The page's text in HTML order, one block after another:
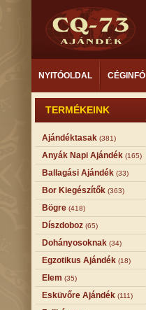
NYITÓOLDAL CÉGINFÓ
TERMÉKEINK
Ajándéktasak (381)
Anyák Napi Ajándék (165)
Ballagási Ajándék (33)
Bor Kiegészítők (363)
Bögre (418)
Díszdoboz (65)
Dohányosoknak (34)
Egzotikus Ajándék (18)
Elem (35)
Esküvőre Ajándék (111)